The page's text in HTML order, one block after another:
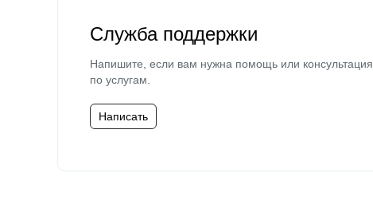
Служба поддержки
Напишите, если вам нужна помощь или консультация
по услугам.
Написать